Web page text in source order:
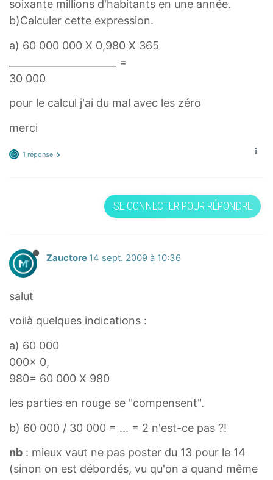
soixante millions d'habitants en une année.
b)Calculer cette expression.
a) 60 000 000 X 0,980 X 365
______________________ =
30 000
pour le calcul j'ai du mal avec les zéro
merci
1 réponse
SE CONNECTER POUR RÉPONDRE
Zauctore 14 sept. 2009 à 10:36
salut
voilà quelques indications :
a) 60 000
000× 0,
980= 60 000 X 980
les parties en rouge se "compensent".
b) 60 000 / 30 000 = ... = 2 n'est-ce pas ?!
nb : mieux vaut ne pas poster du 13 pour le 14
(sinon on est débordés, vu qu'on a quand même